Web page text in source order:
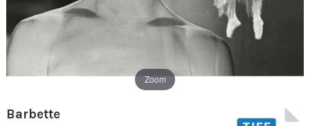
Zoom
Barbette